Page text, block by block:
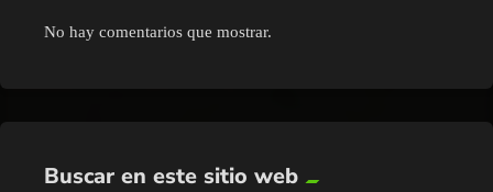
No hay comentarios que mostrar.
Buscar en este sitio web